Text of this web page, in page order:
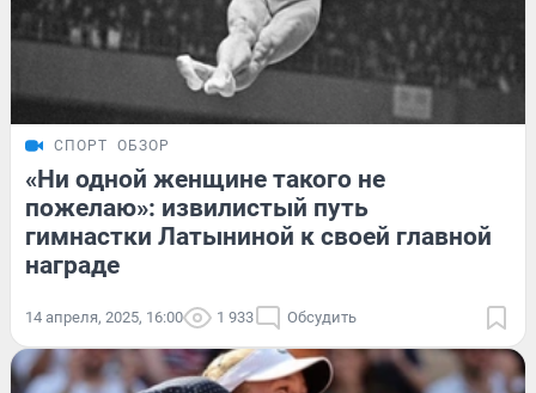
СПОРТ ОБЗОР
«Ни одной женщине такого не
пожелаю»: извилистый путь
гимнастки Латыниной к своей главной
награде
14 апреля, 2025, 16:00 1 933 Обсудить